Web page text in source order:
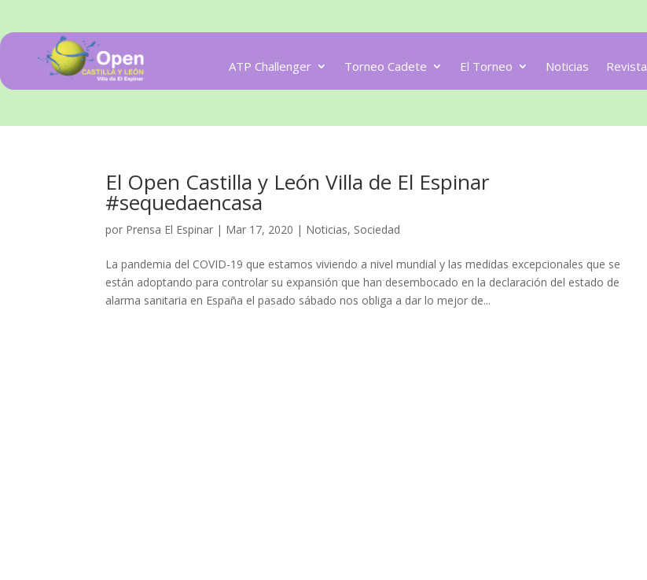
ATP Challenger Torneo Cadete El Torneo Noticias Revista
El Open Castilla y León Villa de El Espinar
#sequedaencasa
por Prensa El Espinar | Mar 17, 2020 | Noticias, Sociedad
La pandemia del COVID-19 que estamos viviendo a nivel mundial y las medidas excepcionales que se
están adoptando para controlar su expansión que han desembocado en la declaración del estado de
alarma sanitaria en España el pasado sábado nos obliga a dar lo mejor de...